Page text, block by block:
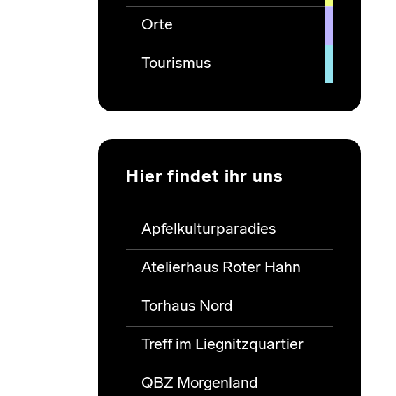
Orte
Tourismus
Hier findet ihr uns
Apfelkulturparadies
Atelierhaus Roter Hahn
Torhaus Nord
Treff im Liegnitzquartier
QBZ Morgenland